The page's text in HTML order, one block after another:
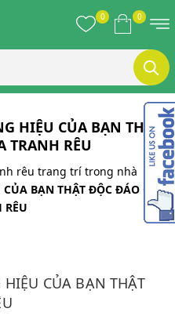
0 0
HIỆU CỦA BẠN THẬT
TRANH RÊU
rêu trang trí trong nhà
BẠN THẬT ĐỘC ĐÁO QUA
RÊU
CỦA BẠN THẬT